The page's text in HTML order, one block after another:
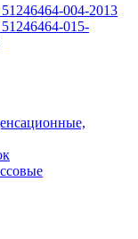
004-2013
015-